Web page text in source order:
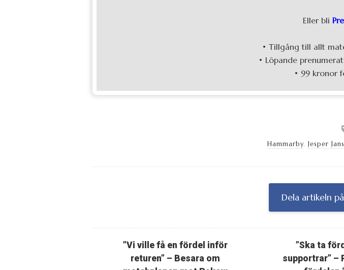
Eller bli
• Tillgång till allt
• Löpande
• 99 kronor
Hammarby, Jesper
Dela artikeln
”Vi ville få en fördel inför
returen” – Besara om
”Ska ta
supportrar” –